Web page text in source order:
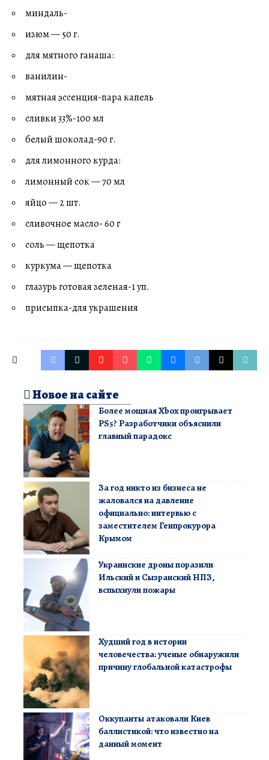
миндаль-
изюм — 50 г.
для мятного ганаша:
ванилин-
мятная эссенция-пара капель
сливки 33%-100 мл
белый шоколад-90 г.
для лимонного курда:
лимонный сок — 70 мл
яйцо — 2 шт.
сливочное масло- 60 г
соль — щепотка
куркума — щепотка
глазурь готовая зеленая-1 уп.
присыпка-для украшения
Новое на сайте
Более мощная Xbox проигрывает
PS5? Разработчики объяснили
главный парадокс
За год никто из бизнеса не
жаловался на давление
официально: интервью с
заместителем Генпрокурора
Крымом
Украинские дроны поразили
Ильский и Сызранский НПЗ,
вспыхнули пожары
Худший год в истории
человечества: ученые обнаружили
причину глобальной катастрофы
Оккупанты атаковали Киев
баллистикой: что известно на
данный момент